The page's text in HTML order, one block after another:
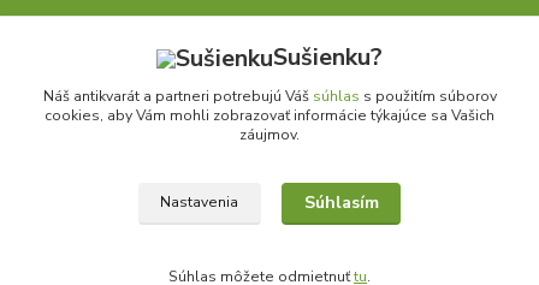
Upraviť zber cookies.
© 1999 - 2026 Antikvariat.sk | Skutočne lacné knihy, atlasy, skriptá, učebnice..
Sušienku?
Náš antikvarát a partneri potrebujú Váš súhlas s použitím súborov
cookies, aby Vám mohli zobrazovať informácie týkajúce sa Vašich
záujmov.
Nastavenia Súhlasím
Súhlas môžete odmietnuťtu.